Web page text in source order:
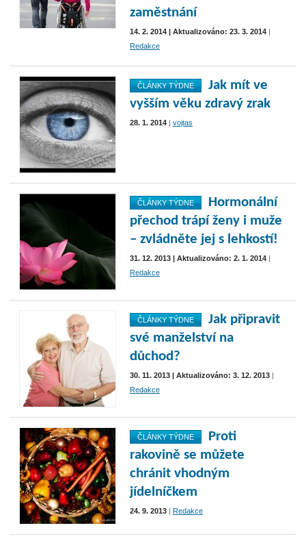
zaměstnání
14. 2. 2014 | Aktualizováno: 23. 3. 2014
Redakce
ČLÁNKY TÝDNE
Jak mít ve
vyšším věku zdravý zrak
28. 1. 2014 vojtas
ČLÁNKY TÝDNE
Hormonální
přechod trápí ženy i muže
– zvládněte jej s lehkostí!
31. 12. 2013 | Aktualizováno: 2. 1. 2014
Redakce
ČLÁNKY TÝDNE
Jak připravit
své manželství na
důchod?
30. 11. 2013 | Aktualizováno: 3. 12. 2013
Redakce
ČLÁNKY TÝDNE
Proti
rakovině se můžete
chránit vhodným
jídelníčkem
24. 9. 2013 Redakce